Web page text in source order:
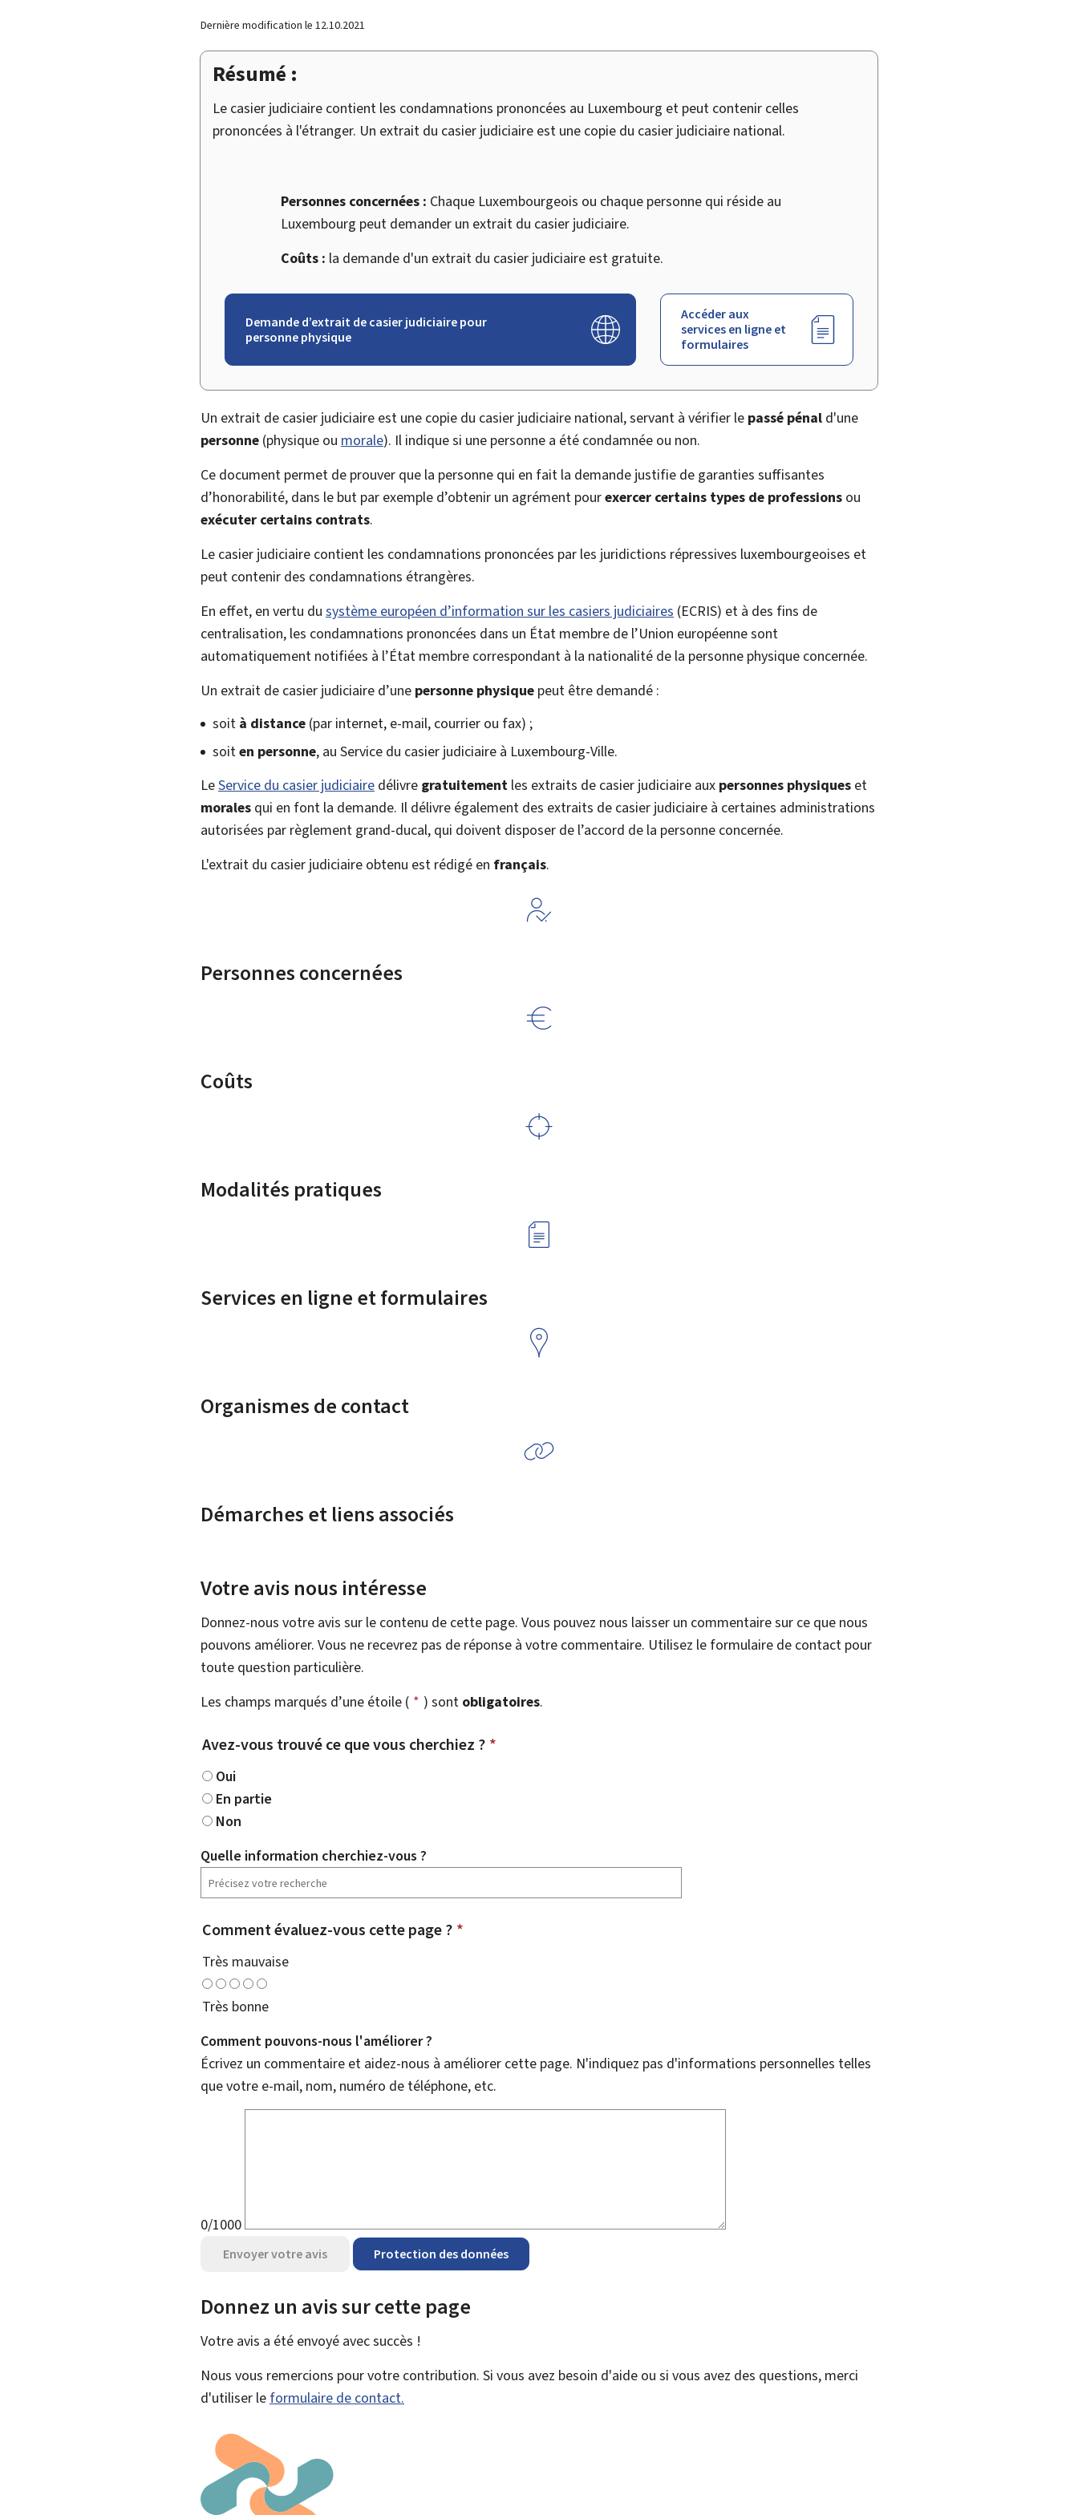
Dernière modification le 12.10.2021
Résumé :
Le casier judiciaire contient les condamnations prononcées au Luxembourg et peut contenir celles
prononcées à l'étranger. Un extrait du casier judiciaire est une copie du casier judiciaire national.
Personnes concernées : Chaque Luxembourgeois ou chaque personne qui réside au
Luxembourg peut demander un extrait du casier judiciaire.
Coûts : la demande d'un extrait du casier judiciaire est gratuite.
Demande d’extrait de casier judiciaire pour
personne physique
Accéder aux
services en ligne et
formulaires
Un extrait de casier judiciaire est une copie du casier judiciaire national, servant à vérifier le passé pénal d'une
personne (physique ou morale). Il indique si une personne a été condamnée ou non.
Ce document permet de prouver que la personne qui en fait la demande justifie de garanties suffisantes
d’honorabilité, dans le but par exemple d’obtenir un agrément pourexercer certains types de professions ou
exécuter certains contrats.
Le casier judiciaire contient les condamnations prononcées par les juridictions répressives luxembourgeoises et
peut contenir des condamnations étrangères.
En effet, en vertu du système européen d’information sur les casiers judiciaires (ECRIS) et à des fins de
centralisation, les condamnations prononcées dans un État membre de l’Union européenne sont
automatiquement notifiées à l’État membre correspondant à la nationalité de la personne physique concernée.
Un extrait de casier judiciaire d’une personne physique peut être demandé :
soit à distance (par internet, e-mail, courrier ou fax) ;
soiten personne, au Service du casier judiciaire à Luxembourg-Ville.
LeService du casier judiciaire délivre gratuitement les extraits de casier judiciaire aux personnes physiques et
morales qui en font la demande. Il délivre également des extraits de casier judiciaire à certaines administrations
autorisées par règlement grand-ducal, qui doivent disposer de l’accord de la personne concernée.
L'extrait du casier judiciaire obtenu est rédigé en français.
Personnes concernées
Coûts
Modalités pratiques
Services en ligne et formulaires
Organismes de contact
Démarches et liens associés
Votre avis nous intéresse
Donnez-nous votre avis sur le contenu de cette page. Vous pouvez nous laisser un commentaire sur ce que nous
pouvons améliorer. Vous ne recevrez pas de réponse à votre commentaire. Utilisez le formulaire de contact pour
toute question particulière.
Les champs marqués d’une étoile ( * ) sont obligatoires.
Avez-vous trouvé ce que vous cherchiez ? *
Oui
En partie
Non
Quelle information cherchiez-vous ?
Comment évaluez-vous cette page ? *
Très mauvaise
Très bonne
Comment pouvons-nous l'améliorer ?
Écrivez un commentaire et aidez-nous à améliorer cette page. N'indiquez pas d'informations personnelles telles
que votre e-mail, nom, numéro de téléphone, etc.
0/1000
Envoyer votre avis Protection des données
Donnez un avis sur cette page
Votre avis a été envoyé avecsuccès !
Nous vous remercions pour votre contribution. Si vous avez besoin d'aide ou si vous avez des questions, merci
d'utiliser le formulaire de contact.